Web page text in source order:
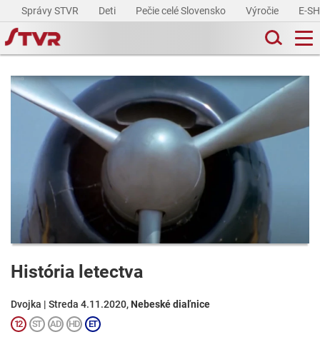
Správy STVR Deti Pečie celé Slovensko Výročie E-
História letectva
Dvojka | Streda 4.11.2020, Nebeské diaľnice